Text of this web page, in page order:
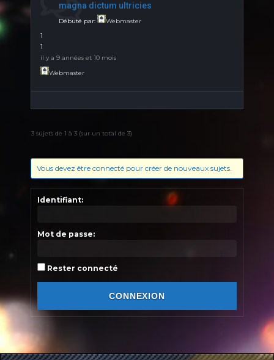
magna dictum ultricies
Débuté par: Webmaster
1
1
il y a 9 années et 10 mois
Webmaster
3 sujets de 1 à 3 (sur un total de 3)
Vous devez être connecté pour créer de nouveaux sujets.
Identifiant:
Mot de passe:
Rester connecté
CONNEXION